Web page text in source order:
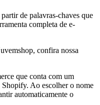
de palavras-chaves que
completa de e-
confira nossa
que conta com um
Shopify. Ao escolher o nome
automaticamente o